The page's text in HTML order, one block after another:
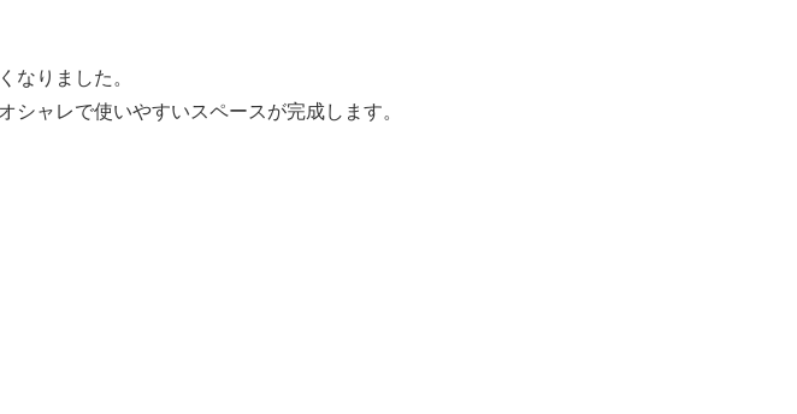
なりました。
ャレで使いやすいスペースが完成します。